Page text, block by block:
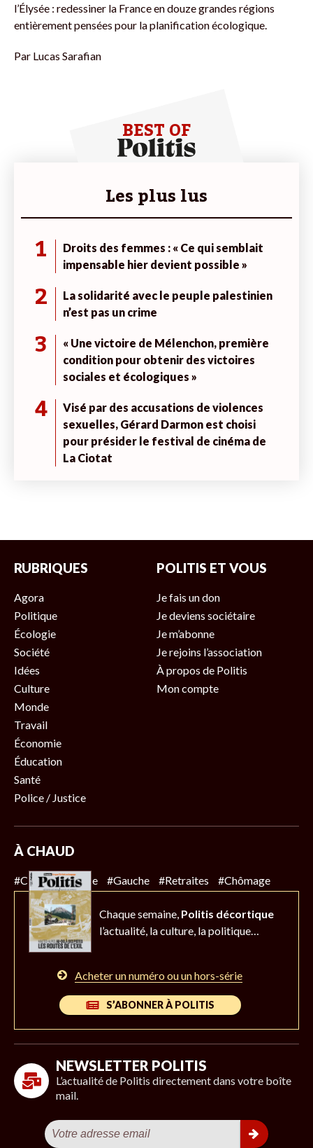
l’Élysée : redessiner la France en douze grandes régions
entièrement pensées pour la planification écologique.
Par Lucas Sarafian
BEST OF
Les plus lus
1
Droits des femmes : « Ce qui semblait
impensable hier devient possible »
2
La solidarité avec le peuple palestinien
n’est pas un crime
3
« Une victoire de Mélenchon, première
condition pour obtenir des victoires
sociales et écologiques »
4
Visé par des accusations de violences
sexuelles, Gérard Darmon est choisi
pour présider le festival de cinéma de
La Ciotat
RUBRIQUES
Agora
Politique
Écologie
Société
Idées
Culture
Monde
Travail
Économie
Éducation
Santé
Police / Justice
POLITIS ET VOUS
Je fais un don
Je deviens sociétaire
Je m’abonne
Je rejoins l’association
À propos de Politis
Mon compte
À CHAUD
#Climat #Police #Gauche #Retraites #Chômage
Chaque semaine, Politis décortique
l’actualité, la culture, la politique…
Acheter un numéro ou un hors-série
S’ABONNER À POLITIS
NEWSLETTER POLITIS
L’actualité de Politis directement dans votre boîte
mail.